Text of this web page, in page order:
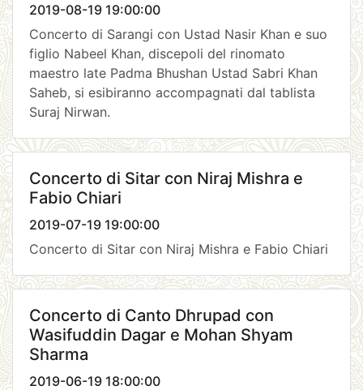
2019-08-19 19:00:00
Concerto di Sarangi con Ustad Nasir Khan e suo
figlio Nabeel Khan, discepoli del rinomato
maestro late Padma Bhushan Ustad Sabri Khan
Saheb, si esibiranno accompagnati dal tablista
Suraj Nirwan.
Concerto di Sitar con Niraj Mishra e
Fabio Chiari
2019-07-19 19:00:00
Concerto di Sitar con Niraj Mishra e Fabio Chiari
Concerto di Canto Dhrupad con
Wasifuddin Dagar e Mohan Shyam
Sharma
2019-06-19 18:00:00